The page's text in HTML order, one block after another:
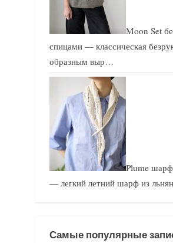
Moon Set
спицами — классическая
образным выр…
Plume
— легкий летний шарф из
Самые популярные